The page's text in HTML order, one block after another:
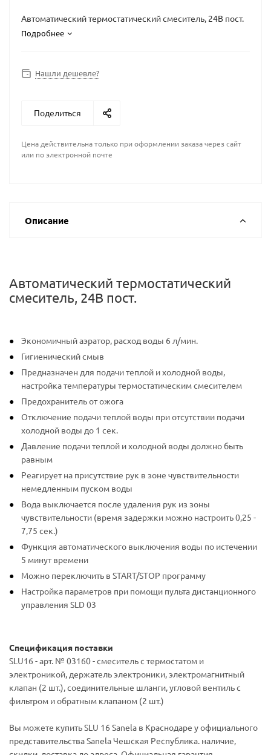
Автоматический термостатический смеситель, 24В пост.
Подробнее
Нашли дешевле?
Поделиться
Цена действительна только при оформлении заказа через сайт
или по электронной почте
Описание
Автоматический термостатический
смеситель, 24В пост.
Экономичный аэратор, расход воды 6 л/мин.
Гигиенический смыв
Предназначен для подачи теплой и холодной воды,
настройка температуры термостатическим смесителем
Предохранитель от ожога
Отключение подачи теплой воды при отсутствии подачи
холодной воды до 1 сек.
Давление подачи теплой и холодной воды должно быть
равным
Реагирует на присутствие рук в зоне чувствительности
немедленным пуском воды
Вода выключается после удаления рук из зоны
чувствительности (время задержки можно настроить 0,25 -
7,75 сек.)
Функция автоматического выключения воды по истечении
5 минут времени
Можно переключить в START/STOP программу
Настройка параметров при помощи пульта дистанционного
управления SLD 03
Спецификация поставки
SLU16 - арт. № 03160 - смеситель с термостатом и
электроникой, держатель электроники, электромагнитный
клапан (2 шт.), соединительные шланги, угловой вентиль с
фильтром и обратным клапаном (2 шт.)
Вы можете купить SLU 16 Sanela в Краснодаре у официального
представительства Sanela Чешская Республика. наличие,